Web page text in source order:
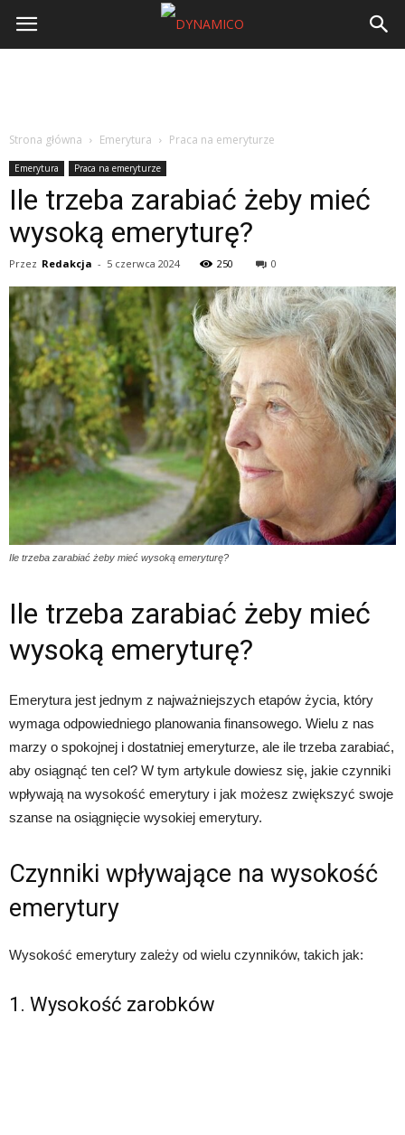
Strona główna Emerytura Praca na emeryturze
Emerytura Praca na emeryturze
Ile trzeba zarabiać żeby mieć
wysoką emeryturę?
Przez Redakcja - 5 czerwca 2024 250 0
Ile trzeba zarabiać żeby mieć wysoką emeryturę?
Ile trzeba zarabiać żeby mieć
wysoką emeryturę?
Emerytura jest jednym z najważniejszych etapów życia, który
wymaga odpowiedniego planowania finansowego. Wielu z nas
marzy o spokojnej i dostatniej emeryturze, ale ile trzeba zarabiać,
aby osiągnąć ten cel? W tym artykule dowiesz się, jakie czynniki
wpływają na wysokość emerytury i jak możesz zwiększyć swoje
szanse na osiągnięcie wysokiej emerytury.
Czynniki wpływające na wysokość
emerytury
Wysokość emerytury zależy od wielu czynników, takich jak:
1. Wysokość zarobków